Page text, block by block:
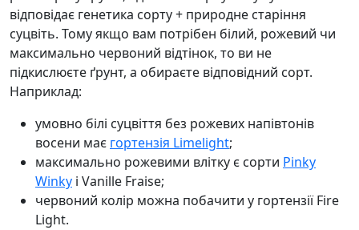
відповідає генетика сорту + природне старіння
суцвіть. Тому якщо вам потрібен білий, рожевий чи
максимально червоний відтінок, то ви не
підкислюєте ґрунт, а обираєте відповідний сорт.
Наприклад:
умовно білі суцвіття без рожевих напівтонів
восени має гортензія Limelight;
максимально рожевими влітку є сорти Pinky
Winky і Vanille Fraise;
червоний колір можна побачити у гортензії Fire
Light.